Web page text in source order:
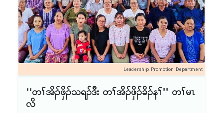
ၦၤဟဲထီၣ်တၢ်မၤလိခဲလၢ၁် အိၣ်ဝဲ (၂၆) ဂၤန့ၣ်လီၤ.
Leadership Promotion Department
''တၢ်အိၣ်ဖှိၣ်သရၣ်ဒီး တၢ်အိၣ်ဖှိၣ်ခိၣ်နၢ်'' တၢ်မၤ
လိ